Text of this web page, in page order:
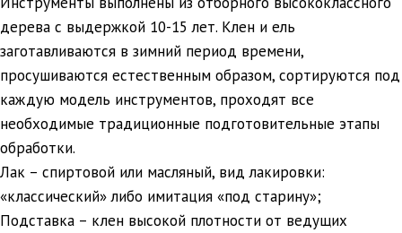
дерева с выдержкой 10-15 лет. Клен и ель
заготавливаются в зимний период времени,
просушиваются естественным образом, сортируются под
каждую модель инструментов, проходят все
необходимые традиционные подготовительные этапы
обработки.
Лак – спиртовой или масляный, вид лакировки:
«классический» либо имитация «под старину»;
Подставка – клен высокой плотности от ведущих